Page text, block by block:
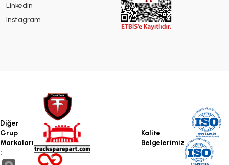
Linkedin
Instagram
Diğer
Grup
Markaları
:
Kalite
Belgelerimiz